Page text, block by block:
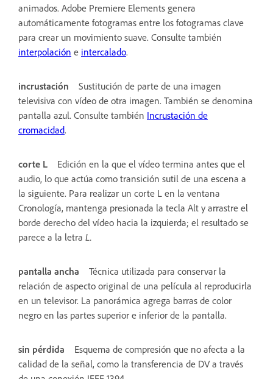
animados. Adobe Premiere Elements genera
automáticamente fotogramas entre los fotogramas clave
para crear un movimiento suave. Consulte también
interpolación e intercalado.
incrustación
Sustitución de parte de una imagen
televisiva con vídeo de otra imagen. También se denomina
pantalla azul. Consulte también Incrustación de
cromacidad.
corte L
Edición en la que el vídeo termina antes que el
audio, lo que actúa como transición sutil de una escena a
la siguiente. Para realizar un corte L en la ventana
Cronología, mantenga presionada la tecla Alt y arrastre el
borde derecho del vídeo hacia la izquierda; el resultado se
parece a la letra L.
pantalla ancha
Técnica utilizada para conservar la
relación de aspecto original de una película al reproducirla
en un televisor. La panorámica agrega barras de color
negro en las partes superior e inferior de la pantalla.
sin pérdida
Esquema de compresión que no afecta a la
calidad de la señal, como la transferencia de DV a través